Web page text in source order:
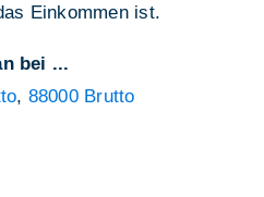
Einkommen ist.
bei ...
, 88000 Brutto